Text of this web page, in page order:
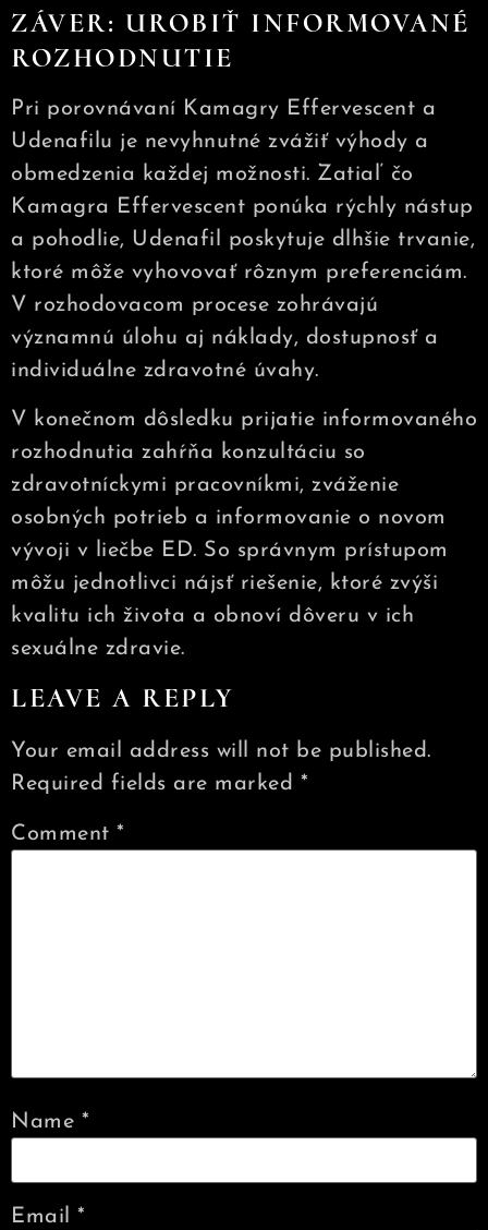
ZÁVER: UROBIŤ INFORMOVANÉ
ROZHODNUTIE
Pri porovnávaní Kamagry Effervescent a
Udenafilu je nevyhnutné zvážiť výhody a
obmedzenia každej možnosti. Zatiaľ čo
Kamagra Effervescent ponúka rýchly nástup
a pohodlie, Udenafil poskytuje dlhšie trvanie,
ktoré môže vyhovovať rôznym preferenciám.
V rozhodovacom procese zohrávajú
významnú úlohu aj náklady, dostupnosť a
individuálne zdravotné úvahy.
V konečnom dôsledku prijatie informovaného
rozhodnutia zahŕňa konzultáciu so
zdravotníckymi pracovníkmi, zváženie
osobných potrieb a informovanie o novom
vývoji v liečbe ED. So správnym prístupom
môžu jednotlivci nájsť riešenie, ktoré zvýši
kvalitu ich života a obnoví dôveru v ich
sexuálne zdravie.
LEAVE A REPLY
Your email address will not be published.
Required fields are marked *
Comment *
Name *
Email *